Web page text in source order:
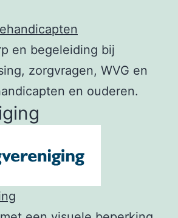
en begeleiding bij
zorgvragen, WVG en
en ouderen.